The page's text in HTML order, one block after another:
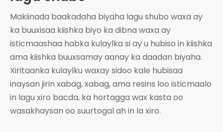
Makiinada baakadaha biyaha lagu shubo waxa ay
ka buuxisaa kiishka biyo ka dibna waxa ay
isticmaashaa habka kulaylka si ay u hubiso in kiishka
ama kiishka buuxsamay aanay ka daadan biyaha.
Xiritaanka kulaylku waxay sidoo kale hubisaa
inaysan jirin xabag, xabag, ama resins loo isticmaalo
in lagu xiro bacda, ka hortagga wax kasta oo
wasakhaysan oo suurtogal ah in la xiro.